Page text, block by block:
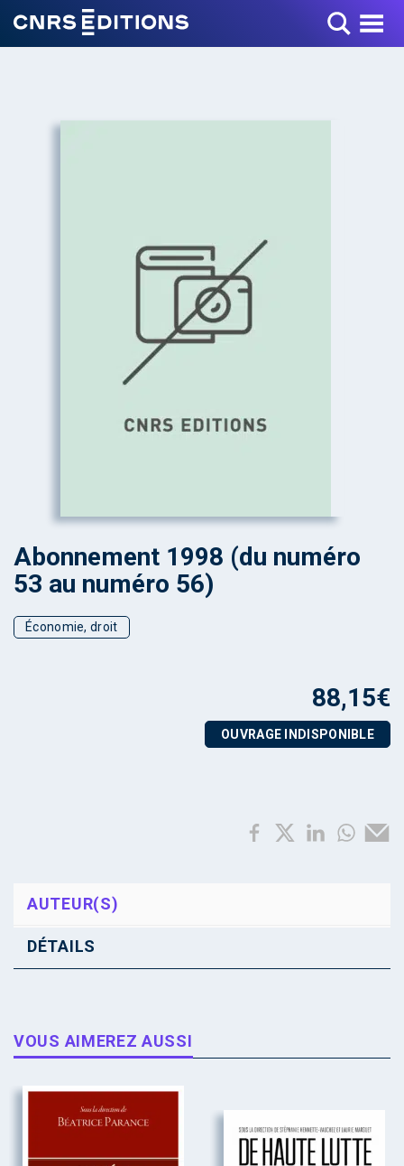
Toggle Menu
Abonnement 1998 (du numéro
53 au numéro 56)
Économie, droit
88,15€
OUVRAGE INDISPONIBLE
AUTEUR(S)
DÉTAILS
VOUS AIMEREZ AUSSI